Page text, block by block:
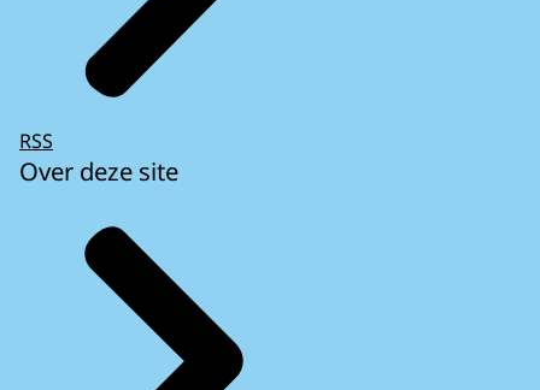
RSS
Over deze site